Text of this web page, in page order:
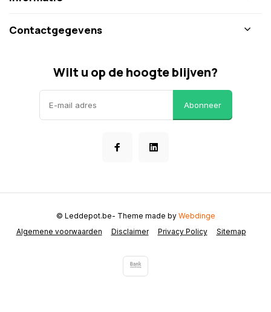
Contactgegevens
Wilt u op de hoogte blijven?
Abonneer
Algemene voorwaarden Disclaimer Privacy Policy Sitemap
© Leddepot.be- Theme made by Webdinge